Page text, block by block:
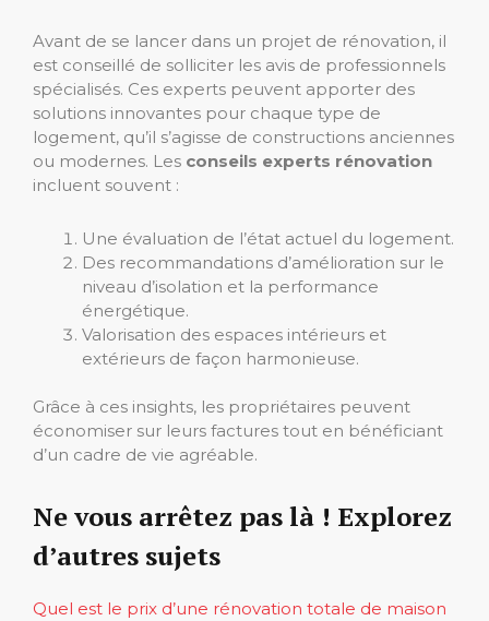
Avant de se lancer dans un projet de rénovation, il
est conseillé de solliciter les avis de professionnels
spécialisés. Ces experts peuvent apporter des
solutions innovantes pour chaque type de
logement, qu’il s’agisse de constructions anciennes
ou modernes. Les conseils experts rénovation
incluent souvent :
Une évaluation de l’état actuel du logement.
Des recommandations d’amélioration sur le
niveau d’isolation et la performance
énergétique.
Valorisation des espaces intérieurs et
extérieurs de façon harmonieuse.
Grâce à ces insights, les propriétaires peuvent
économiser sur leurs factures tout en bénéficiant
d’un cadre de vie agréable.
Ne vous arrêtez pas là ! Explorez
d’autres sujets
Quel est le prix d’une rénovation totale de maison